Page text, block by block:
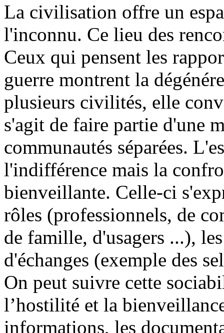
La civilisation offre un
l'inconnu. Ce lieu des
Ceux qui pensent les
guerre montrent la
plusieurs civilités, elle
s'agit de faire partie d'une
communautés séparées.
l'indifférence mais la
bienveillante. Celle-ci
rôles (professionnels, de
de famille, d'usagers ...),
d'échanges (exemple des
On peut suivre cette
l’hostilité et la
informations, les